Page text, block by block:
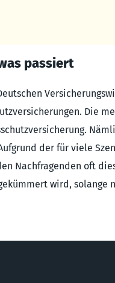
passiert
Die
der für viele
Nachfragenden oft
wird, solange